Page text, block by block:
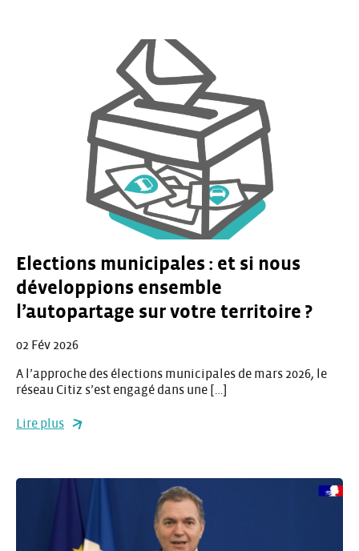
Elections municipales : et si nous
développions ensemble
l’autopartage sur votre territoire ?
02 Fév 2026
A l’approche des élections municipales de mars 2026, le
réseau Citiz s’est engagé dans une […]
Lire plus